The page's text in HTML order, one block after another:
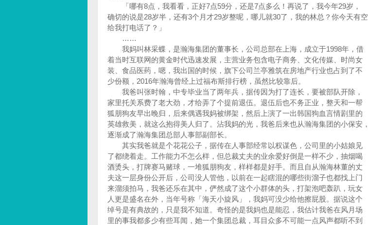
「哪有8点，我看看，正好7点59分，还是7点多么！再说了，我今年29岁，
确切的说是28岁半，还有3个月才29岁整呢，哪儿就30了，我的林总？你今天有空
给我打电话了？」
……
我妈叫林采蝶，是瀚海集团的董事长，公司总部在上海，成立于1998年，借
着当时互联网的黄金时代迅速发展，主营业务包含电子商务、文化传媒、时尚女
装、食品医药，嗯，我出国的时候，旗下公司兰亭雅筑在房地产行业也占到了不
少份额，2016年瀚海曾经上过福布斯排行榜，虽然比较靠后。
我爸叫张时翰，中专毕业当了两年兵，据传因为打了连长，要被部队开除，
家里托关系费了老大劲，才给弄了个提前退伍。退伍后也不务正业，整天和一帮
狐朋狗友早出晚归，后来偶遇我妈被绑架，然后上演了一出韩国狗血言情剧里的
英雄救美，就这么抱得美人归了。沾我妈的光，我爸后来也从瀚海集团的小保安，
逐渐成了瀚海集团总部人事部副部长。
其实我爸就是个花花公子，据传在人事部经常以权谋色，公司里的小姑娘见
了都绕着走。工作能力不怎么样，但总裁丈夫的业余爱好倒是一样不少，抽烟喝
酒烫头，打牌赛马赌球，一堆狐朋狗友，样样都是好手。而且自从瀚海林董的丈
夫这一层身份公开后，公司没人管他，以前在一起瞎混的哪些街溜子也都找上门
来溜须拍马，我爸还乐在其中，俨然成了这个小群体的头，打架泡吧轰趴，玩女
人更是盛名在外，当年号称「海天小旋风」，我妈可没少给他擦屁股。据说这个
绰号是有典故的，只是我不知道。奇怪的是我妈也是能忍，我估计我爸在风月场
里的事我都多少有些耳闻，她一个集团总裁，耳目众多不可能一点风声都听不到